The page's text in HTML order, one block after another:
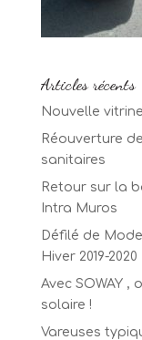
Articles récents
Nouvelle
Réouverture
sanitaires
Retour sur la
Intra Muros
Défilé de
Hiver 2019-2020
Avec SOWAY
solaire !
Vareuses